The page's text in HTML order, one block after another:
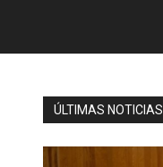
ÚLTIMAS NOTICIAS